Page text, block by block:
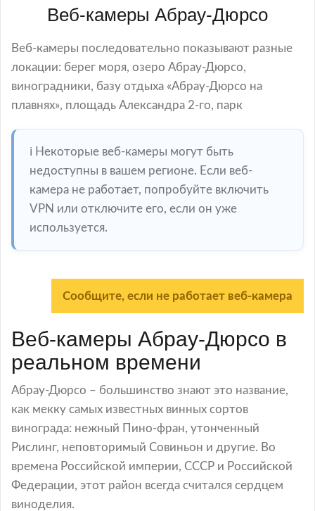
Веб-камеры Абрау-Дюрсо
Веб-камеры последовательно показывают разные
локации: берег моря, озеро Абрау-Дюрсо,
виноградники, базу отдыха «Абрау-Дюрсо на
плавнях», площадь Александра 2-го, парк
ℹ️ Некоторые веб-камеры могут быть
недоступны в вашем регионе. Если веб-
камера не работает, попробуйте включить
VPN или отключите его, если он уже
используется.
Сообщите, если не работает веб-камера
Веб-камеры Абрау-Дюрсо в
реальном времени
Абрау-Дюрсо – большинство знают это название,
как мекку самых известных винных сортов
винограда: нежный Пино-фран, утонченный
Рислинг, неповторимый Совиньон и другие. Во
времена Российской империи, СССР и Российской
Федерации, этот район всегда считался сердцем
виноделия.